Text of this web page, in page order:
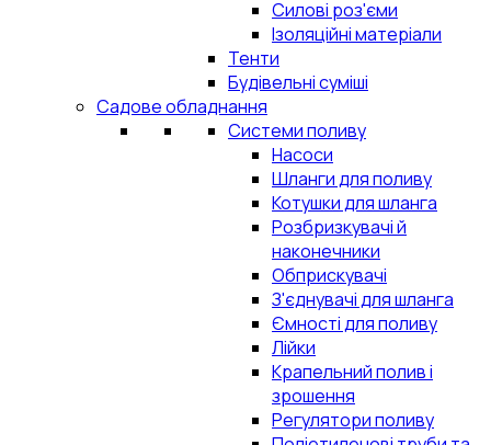
Силові роз'єми
Ізоляційні матеріали
Тенти
Будівельні суміші
Садове обладнання
Системи поливу
Насоси
Шланги для поливу
Котушки для шланга
Розбризкувачі й
наконечники
Обприскувачі
З'єднувачі для шланга
Ємності для поливу
Лійки
Крапельний полив і
зрошення
Регулятори поливу